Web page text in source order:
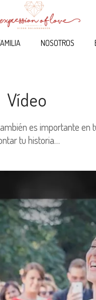
NOSOTROS
Vídeo
es importante en
tu historia…